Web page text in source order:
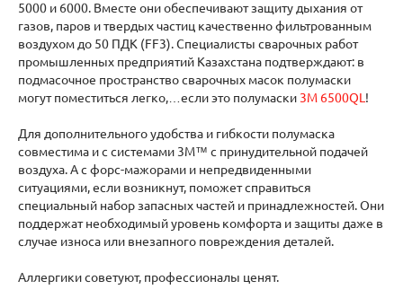
5000 и 6000. Вместе они обеспечивают защиту дыхания от
газов, паров и твердых частиц качественно фильтрованным
воздухом до 50 ПДК (FF3). Специалисты сварочных работ
промышленных предприятий Казахстана подтверждают: в
подмасочное пространство сварочных масок полумаски
могут поместиться легко,…если это полумаски 3М 6500QL !
Для дополнительного удобства и гибкости полумаска
совместима и с системами 3M™ с принудительной подачей
воздуха. А с форс-мажорами и непредвиденными
ситуациями, если возникнут, поможет справиться
специальный набор запасных частей и принадлежностей. Они
поддержат необходимый уровень комфорта и защиты даже в
случае износа или внезапного повреждения деталей.
Аллергики советуют, профессионалы ценят.